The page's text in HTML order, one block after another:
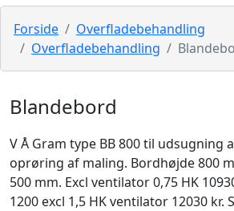
Forside
Overfladebehandling
Overfladebehandling
Blandebord
V Å Gram type BB 800 til udsugning
oprøring af maling. Bordhøjde 800
500 mm. Excl ventilator 0,75 HK
1200 excl 1,5 HK ventilator 12030 kr.